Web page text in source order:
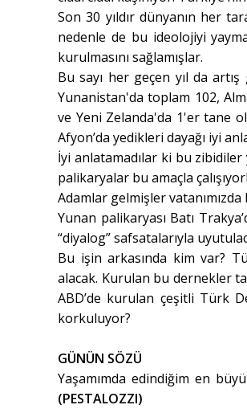
Son 30 yıldır dünyanın her
nedenle de bu ideolojiyi
kurulmasını sağlamışlar.
Bu sayı her geçen yıl da
Yunanistan'da toplam 102,
ve Yeni Zelanda'da 1'er tane
Afyon’da yedikleri dayağı iyi
İyi anlatamadılar ki bu
palikaryalar bu amaçla
Adamlar gelmişler vatanımızda
Yunan palikaryası Batı
“diyalog” safsatalarıyla
Bu işin arkasında kim var?
alacak. Kurulan bu dernekler
ABD’de kurulan çeşitli Türk
korkuluyor?
GÜNÜN SÖZÜ
Yaşamımda edindiğim en
(PESTALOZZI)